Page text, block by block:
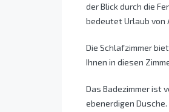
der Blick durch die
bedeutet Urlaub von
Die Schlafzimmer
Ihnen in diesen
Das Badezimmer ist
ebenerdigen